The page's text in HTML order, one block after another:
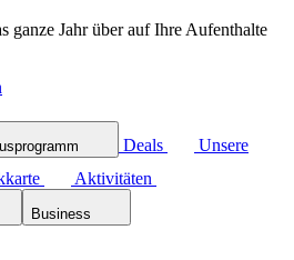
ganze Jahr über auf Ihre Aufenthalte
Deals
Unsere
Aktivitäten
Business